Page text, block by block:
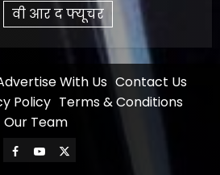
​वी आर द फ्यूचर
With Us Contact Us
Policy Terms & Conditions
Our Team
Facebook
Youtube
X